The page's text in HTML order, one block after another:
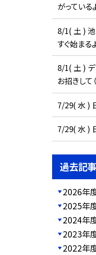
がっている
8/1( 土 )
すぐ始まる
8/1( 土 ) デ
お招きして
7/29( 水 )
7/29( 水 )
過去記事
2026年
2025年
2024年
2023年
2022年